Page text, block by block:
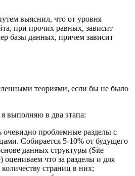
выяснил, что от уровня
при прочих равных, зависит
базы данных, причем зависит
теориями, если бы не было
выполняю в два этапа:
проблемные разделы с
Собирается 5-10% от будущего
данных структуры (Site
оцениваем что за разделы и для
страниц в них;